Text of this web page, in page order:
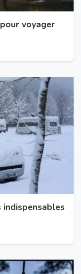
voyager
indispensables